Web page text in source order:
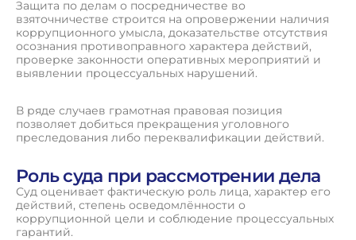
Защита по делам о посредничестве во
взяточничестве строится на опровержении наличия
коррупционного умысла, доказательстве отсутствия
осознания противоправного характера действий,
проверке законности оперативных мероприятий и
выявлении процессуальных нарушений.
В ряде случаев грамотная правовая позиция
позволяет добиться прекращения уголовного
преследования либо переквалификации действий.
Роль суда при рассмотрении дела
Суд оценивает фактическую роль лица, характер его
действий, степень осведомлённости о
коррупционной цели и соблюдение процессуальных
гарантий.